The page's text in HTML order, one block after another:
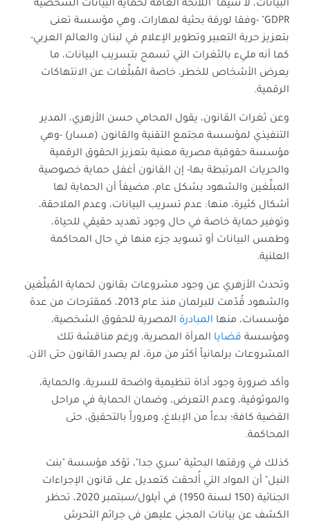
البيانات، لا سيّما "اللائحة العامة لحماية البيانات الشخصية
GDPR" -وفقا لورقة بحثية لمهارات، وهي مؤسسة تعنى
بتعزيز حرية التعبير وتطوير الإعلام في لبنان والعالم العربي-
كما أنه مليء بالثغرات التي تسمح بتسريب البيانات، ما
يعرض الأشخاص للخطر، خاصة المُبلِّغات عن الانتهاكات
الرقمية.
وعن ثغرات القانون، يقول المحامي حسن الأزهري، المدير
التنفيذي لمؤسسة مجتمع التقنية والقانون (مسار) -وهي
مؤسسة حقوقية مصرية معنية بتعزيز الحقوق الرقمية
والحريات المرتبطة بها- إن القانون أغفل حماية خصوصية
المبلِّغين والشهود بشكل عام، مضيفاً أن الحماية لها
أشكال كثيرة، منها: عدم تسريب البيانات، وعدم الملاحقة،
وتوفير حماية خاصة في حال وجود تهديد حقيقي للحياة،
وطمس البيانات أو تسويد جزء منها في حال المحاكمة
العلنية.
وتحدث الأزهري عن وجود مشروعات بقانون لحماية المُبلِّغين
والشهود قُدّمت للبرلمان منذ عام 2013، كمقترحات من عدة
مؤسسات، منها المبادرة المصرية للحقوق الشخصية،
ومؤسسة قضايا المرأة المصرية، ورغم مناقشة تلك
المشروعات برلمانياً أكثر من مرة، لم يصدر القانون حتى الآن.
وأكد ضرورة وجود أداة تنظيمية واضحة للسرية، والحماية،
والموثوقية، وعدم التعرض، وضمان الحماية في مراحل
القضية كافة؛ بدءاً من الإبلاغ، ومروراً بالتحقيق، حتى
المحاكمة.
كذلك في ورقتها البحثية "سري جدا"، تؤكد مؤسسة "بنت
النيل" أن المواد التي أُلحقت كتعديل على قانون الإجراءات
الجنائية (150 لسنة 1950) في أيلول/سبتمبر 2020، تحظر
الكشف عن بيانات المجني عليهن في جرائم التحرش